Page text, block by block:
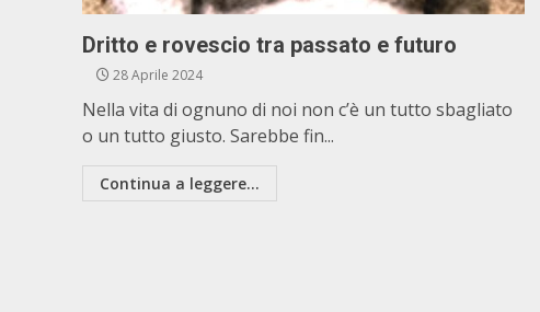
Dritto e rovescio tra passato e futuro
28 Aprile 2024
Nella vita di ognuno di noi non c’è un tutto sbagliato
o un tutto giusto. Sarebbe fin...
Continua a leggere...